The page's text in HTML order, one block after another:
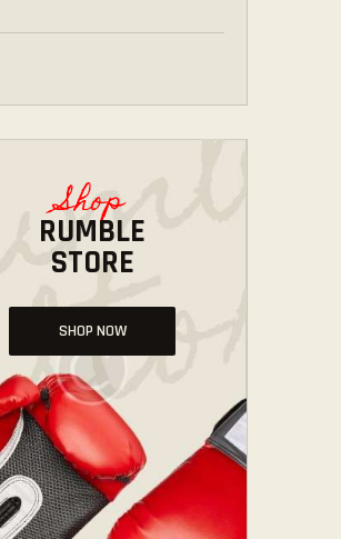
Shop
RUMBLE
STORE
SHOP NOW